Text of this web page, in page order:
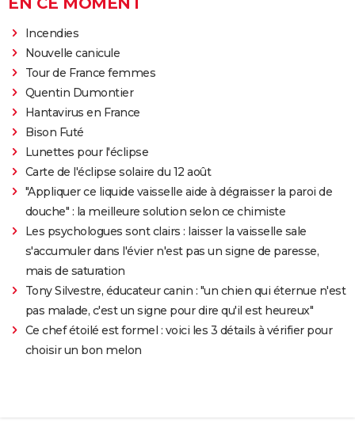
Incendies
Nouvelle canicule
Tour de France femmes
Quentin Dumontier
Hantavirus en France
Bison Futé
Lunettes pour l'éclipse
Carte de l'éclipse solaire du 12 août
"Appliquer ce liquide vaisselle aide à dégraisser la paroi de
douche" : la meilleure solution selon ce chimiste
Les psychologues sont clairs : laisser la vaisselle sale
s'accumuler dans l'évier n'est pas un signe de paresse,
mais de saturation
Tony Silvestre, éducateur canin : "un chien qui éternue n'est
pas malade, c'est un signe pour dire qu'il est heureux"
Ce chef étoilé est formel : voici les 3 détails à vérifier pour
choisir un bon melon